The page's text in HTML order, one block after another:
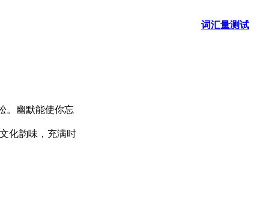
词汇量测试
。幽默能使你忘
化韵味，充满时